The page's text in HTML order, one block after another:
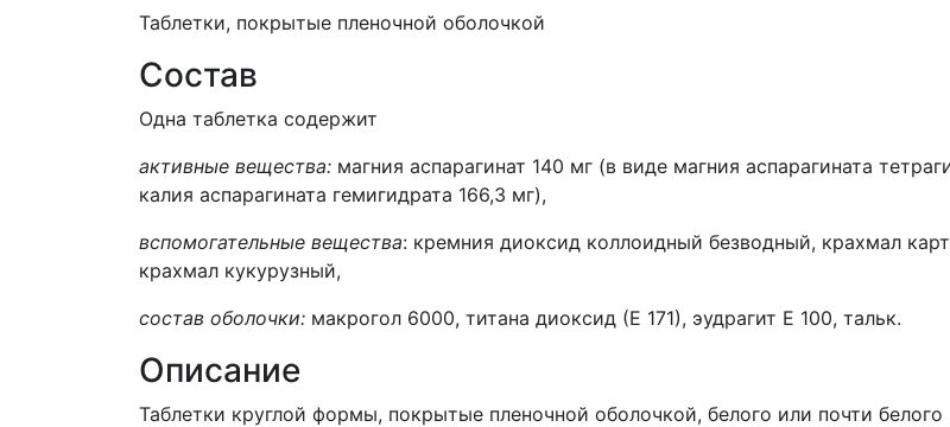
Таблетки, покрытые пленочной оболочкой
Состав
Одна таблетка содержит
активные вещества: магния аспарагинат 140 мг (в виде магния аспарагината
калия аспарагината гемигидрата 166,3 мг),
вспомогательные вещества: кремния диоксид коллоидный безводный, крахмал
крахмал кукурузный,
состав оболочки: макрогол 6000, титана диоксид (Е 171), эудрагит E 100, тальк.
Описание
Таблетки круглой формы, покрытые пленочной оболочкой, белого или почти